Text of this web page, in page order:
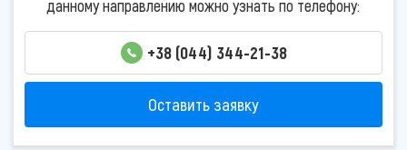
данному направлению можно узнать по телефону:
+38 (044) 344-21-38
Оставить заявку